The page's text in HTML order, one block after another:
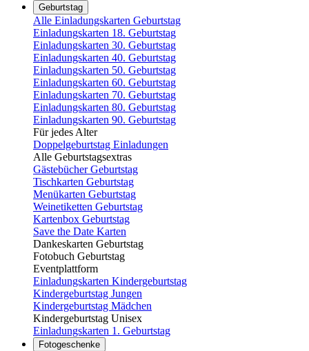
Geburtstag
Alle Einladungskarten Geburtstag
Einladungskarten 18. Geburtstag
Einladungskarten 30. Geburtstag
Einladungskarten 40. Geburtstag
Einladungskarten 50. Geburtstag
Einladungskarten 60. Geburtstag
Einladungskarten 70. Geburtstag
Einladungskarten 80. Geburtstag
Einladungskarten 90. Geburtstag
Für jedes Alter
Doppelgeburtstag Einladungen
Alle Geburtstagsextras
Gästebücher Geburtstag
Tischkarten Geburtstag
Menükarten Geburtstag
Weinetiketten Geburtstag
Kartenbox Geburtstag
Save the Date Karten
Dankeskarten Geburtstag
Fotobuch Geburtstag
Eventplattform
Einladungskarten Kindergeburtstag
Kindergeburtstag Jungen
Kindergeburtstag Mädchen
Kindergeburtstag Unisex
Einladungskarten 1. Geburtstag
Fotogeschenke